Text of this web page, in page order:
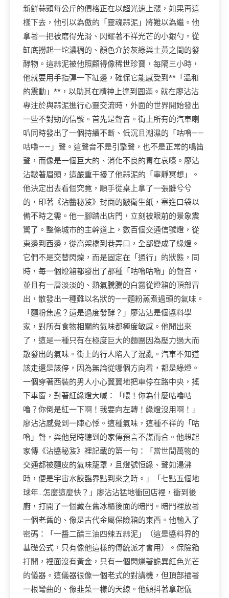
新鮮蒜頭每公斤的價格正在以超光速上漲，如果再這
樣下去，他引以為傲的「靈魂蒜泥」將難以為繼。他
拿著一把被磨得光滑、閃耀著不祥光芒的小銀勺，從
缸底撈起一坨濃稠的、顏色介於灰綠與土黃之間的發
酵物。這蒜泥被他照顧得像稀世珍寶，每隔三小時，
他就要用手指彈一下缸邊，確保它能感受到**「溫和
的震動」**，以助其在精神上達到圓滿。就在廖沾沾
專注於與蒜泥進行心靈交流時，外面的世界開始發出
一些不對勁的信號。首先是聲音。街上所有的汽車喇
叭同時發出了一個持續不斷、低沉且潮濕的「咕嚕——
咕嚕——」聲。這聲音不是引擎聲，也不是正常的鳴笛
聲，而像是一個巨大的、消化不良的胃在哀嚎。廖沾
沾皺著眉頭，這嚴重干擾了他蒜泥的「寧靜冥想」。
他決定出去看個究竟，順手從桌上拿了一張髒兮兮
的，印著《沾醬秘笈》封面的皺衛生紙，塞進口袋以
備不時之需。他一腳踏出店門，立刻被眼前的景象震
驚了。整條城市的主幹道上，數百個交通信號燈，從
東邊到西邊，從高架橋到巷弄口，全部變成了綠燈。
它們不是交替閃爍，而是固定在「通行」的狀態，同
時，每一個燈箱都發出了那種「咕嚕咕嚕」的聲音，
並且有一層淡淡的、熱氣騰騰的白霧從燈箱的頂部冒
出，散發出一種難以名狀的——麵粉蒸煮過頭的氣味。
「麵粉焦慮？還是過度發酵？」廖沾沾是個醬料學
家，對所有食物相關的氣味都極度敏感。他聞出來
了，這是一種只有在極度巨大的麵團因為壓力過大而
散發出的氣味。街上的行人陷入了混亂。汽車不知道
該走還是該停，因為無論從哪個方向看，都是綠燈。
一個穿著西裝的男人小心翼翼地把車停在路中央，搖
下車窗，對著紅綠燈大喊：「喂！你為什麼咕嚕咕
嚕？你倒是紅一下啊！我要向左轉！綠燈沒用啊！」
廖沾沾感覺到一陣心悸。這種氣味，這種不祥的「咕
嚕」聲，與他兒時聽到的家傳預言不謀而合。他想起
家傳《沾醬秘笈》裡記載的第一句：「當世間萬物的
交通都被麵皮的氣味籠罩，且燈號恒綠、聲如湯沸
時，便是宇宙水餃臨界點到來之時。」「七點五個地
球年…怎麼這麼快？」廖沾沾猛地衝回店裡，衝到後
廚，打開了一個藏在舊冰櫃後面的暗門。暗門裡放著
一個老舊的、像是古代金屬保險箱的東西。他輸入了
密碼：「一醬二醋三油四辣五蒜泥」（這是醬料界的
基礎公式，只有像他這樣的傳統派才會用）。保險箱
打開，裡面沒有黃金，只有一個閃爍著詭異紅色光芒
的儀器。這儀器很像一個老式的對講機，但頂部插著
一根彎曲的、像韭菜一樣的天線。他顫抖著拿起儀